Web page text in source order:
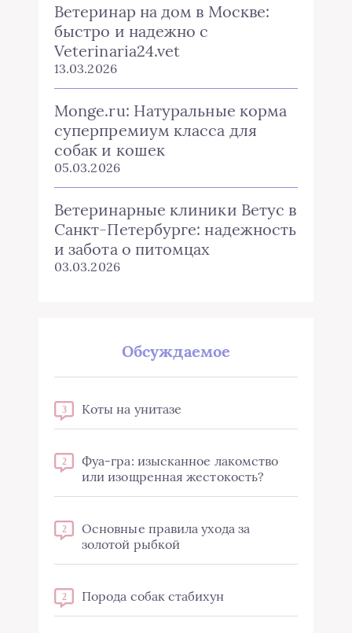
Ветеринар на дом в Москве:
быстро и надежно с
Veterinaria24.vet
13.03.2026
Monge.ru: Натуральные корма
суперпремиум класса для
собак и кошек
05.03.2026
Ветеринарные клиники Ветус в
Санкт-Петербурге: надежность
и забота о питомцах
03.03.2026
Обсуждаемое
3 Коты на унитазе
2
Фуа-гра: изысканное лакомство
или изощренная жестокость?
2
Основные правила ухода за
золотой рыбкой
2 Порода собак стабихун